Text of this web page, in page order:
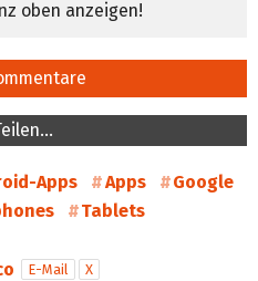
oben anzeigen!
Apps Apps
Google
Tablets
E-Mail
X